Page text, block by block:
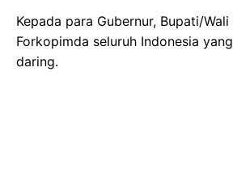
Kepada para Gubernur, Bupati/
Forkopimda seluruh Indonesia
daring.